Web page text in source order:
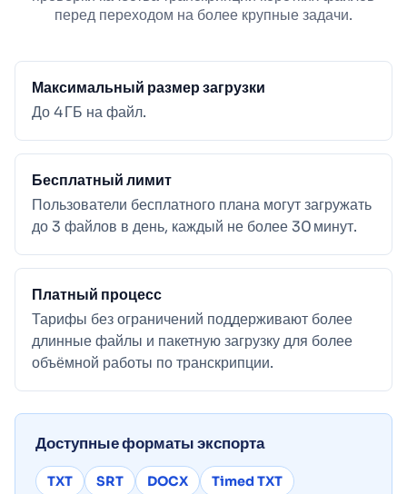
перед переходом на более крупные задачи.
Максимальный размер загрузки
До 4 ГБ на файл.
Бесплатный лимит
Пользователи бесплатного плана могут загружать
до 3 файлов в день, каждый не более 30 минут.
Платный процесс
Тарифы без ограничений поддерживают более
длинные файлы и пакетную загрузку для более
объёмной работы по транскрипции.
Доступные форматы экспорта
TXT SRT DOCX
Timed TXT